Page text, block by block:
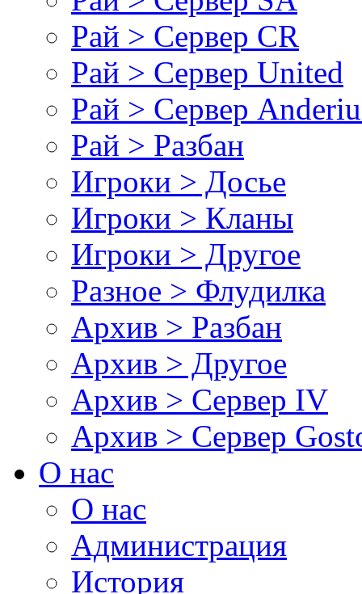
Рай > Сервер CR
Рай > Сервер United
Рай > Сервер
Рай > Разбан
Игроки > Досье
Игроки > Кланы
Игроки > Другое
Разное > Флудилка
Архив > Разбан
Архив > Другое
Архив > Сервер IV
Архив > Сервер
О нас
О нас
Администрация
История